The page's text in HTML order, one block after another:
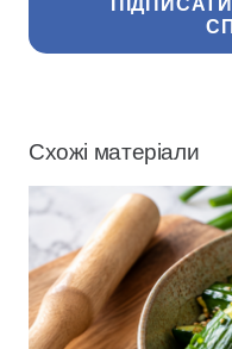
Схожі матеріали